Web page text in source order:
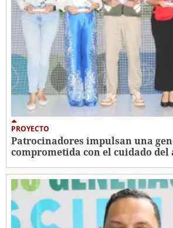
PROYECTO
Patrocinadores impulsan una
comprometida con el cuidado del